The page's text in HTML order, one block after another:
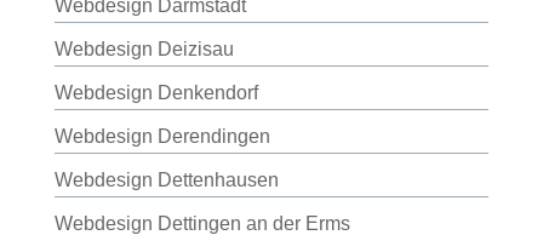
Webdesign Darmstadt
Webdesign Deizisau
Webdesign Denkendorf
Webdesign Derendingen
Webdesign Dettenhausen
Webdesign Dettingen an der Erms